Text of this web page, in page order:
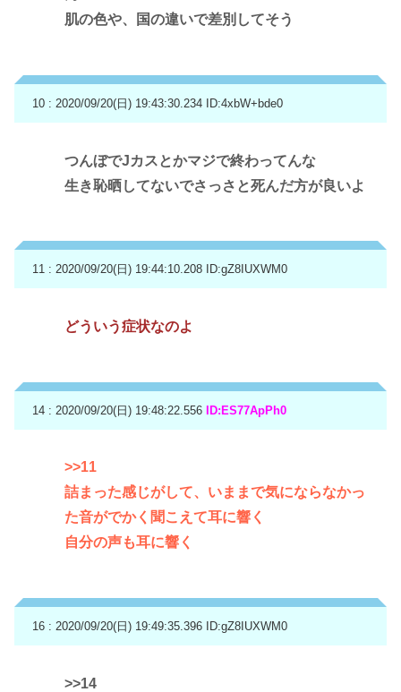
肌の色や、国の違いで差別してそう
10 : 2020/09/20(日) 19:43:30.234 ID:4xbW+bde0
つんぼでJカスとかマジで終わってんな
生き恥晒してないでさっさと死んだ方が良いよ
11 : 2020/09/20(日) 19:44:10.208 ID:gZ8IUXWM0
どういう症状なのよ
14 : 2020/09/20(日) 19:48:22.556 ID:ES77ApPh0
>>11
詰まった感じがして、いままで気にならなかっ
た音がでかく聞こえて耳に響く
自分の声も耳に響く
16 : 2020/09/20(日) 19:49:35.396 ID:gZ8IUXWM0
>>14